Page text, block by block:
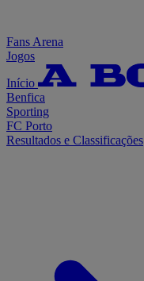
Fans Arena
Jogos
Início
Benfica
Sporting
FC Porto
Resultados e Classificações